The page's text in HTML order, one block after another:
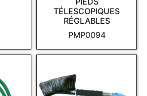
PMP0094
TÉLESCOPIQUES
RÉGLABLES